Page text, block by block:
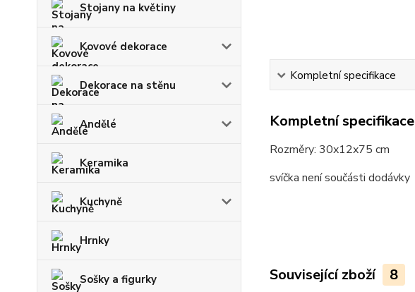
Stojany na květiny
Kovové dekorace
Dekorace na stěnu
Andělé
Keramika
Kuchyně
Hrnky
Sošky a figurky
Kompletní specifikace
Kompletní specifikace
Rozměry: 30x12x75 cm
svíčka není součásti dodávky
Související zboží 8